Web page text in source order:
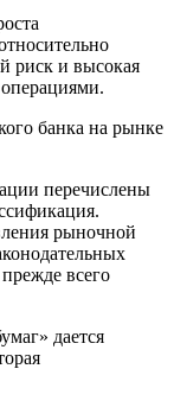
риск и высокая
банка на рынке
перечислены
рыночной
всего
дается